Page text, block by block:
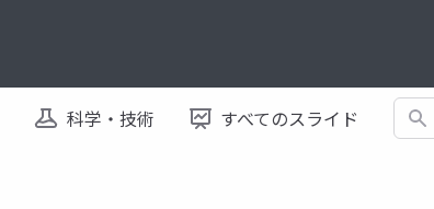
科学・技術 すべてのスライド 検索